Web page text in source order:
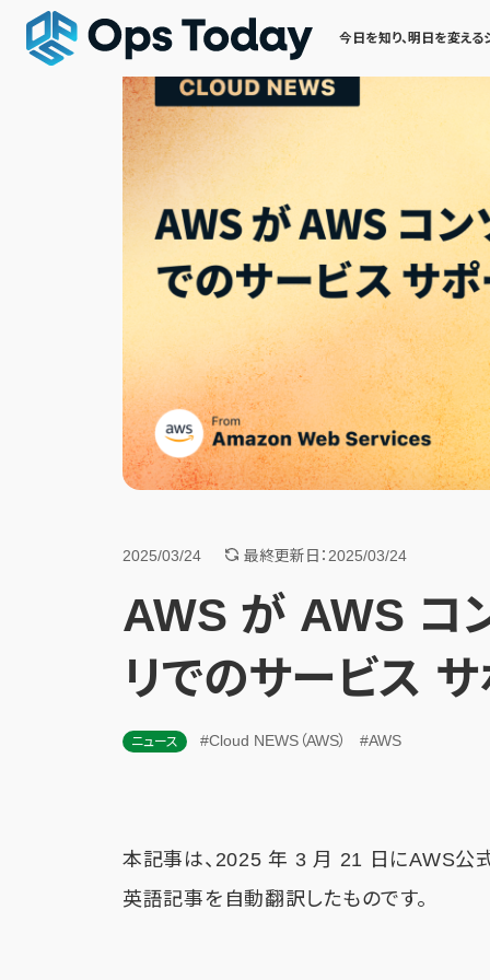
今日を知り、明日を変える
2025/03/24 最終更新日：2025/03/24
AWS が AWS コ
リでのサービス
ニュース #Cloud NEWS（AWS） #AWS
本記事は、2025 年 3 月 21 日にAWS公
英語記事を自動翻訳したものです。